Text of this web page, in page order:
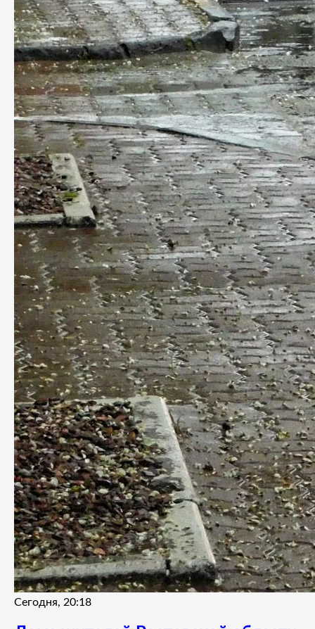
Сегодня, 20:18